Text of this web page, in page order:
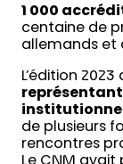
1 000
centaine de
allemands et
L’édition
de plusieurs
rencontres